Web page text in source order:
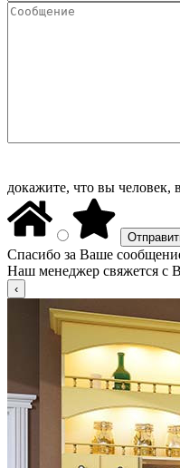
докажите, что вы человек,
Спасибо за Ваше
Наш менеджер свяжется с